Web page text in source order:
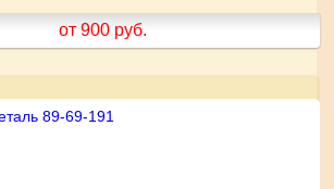
от 900 руб.